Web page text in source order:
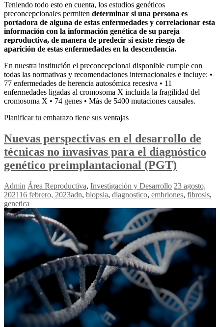
Teniendo todo esto en cuenta, los estudios genéticos
preconcepcionales permiten determinar si una persona es
portadora de alguna de estas enfermedades y correlacionar esta
información con la información genética de su pareja
reproductiva, de manera de predecir si existe riesgo de
aparición de estas enfermedades en la descendencia.
En nuestra institución el preconcepcional disponible cumple con
todas las normativas y recomendaciones internacionales e incluye: •
77 enfermedades de herencia autosómica recesiva • 11
enfermedades ligadas al cromosoma X incluida la fragilidad del
cromosoma X • 74 genes • Más de 5400 mutaciones causales.
Planificar tu embarazo tiene sus ventajas
Nuevas perspectivas en el desarrollo de
técnicas no invasivas para el diagnóstico
genético preimplantacional (PGT)
Admin Área Reproductiva, Investigación y Desarrollo 23 agosto,
202116 febrero, 2023adn, biopsia, diagnostico, embriones, fibrosis,
genetica